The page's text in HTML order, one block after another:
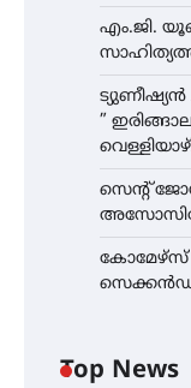
എം.ജി.
ട്യുണീഷ്യൻ
”
സെന്റ്
Top News